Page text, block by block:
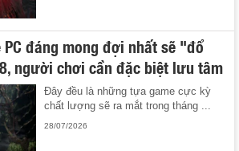
đáng mong đợi nhất sẽ "đổ
người chơi cần đặc biệt lưu tâm
Đây đều là những tựa game cực kỳ
chất lượng sẽ ra mắt trong tháng ...
28/07/2026